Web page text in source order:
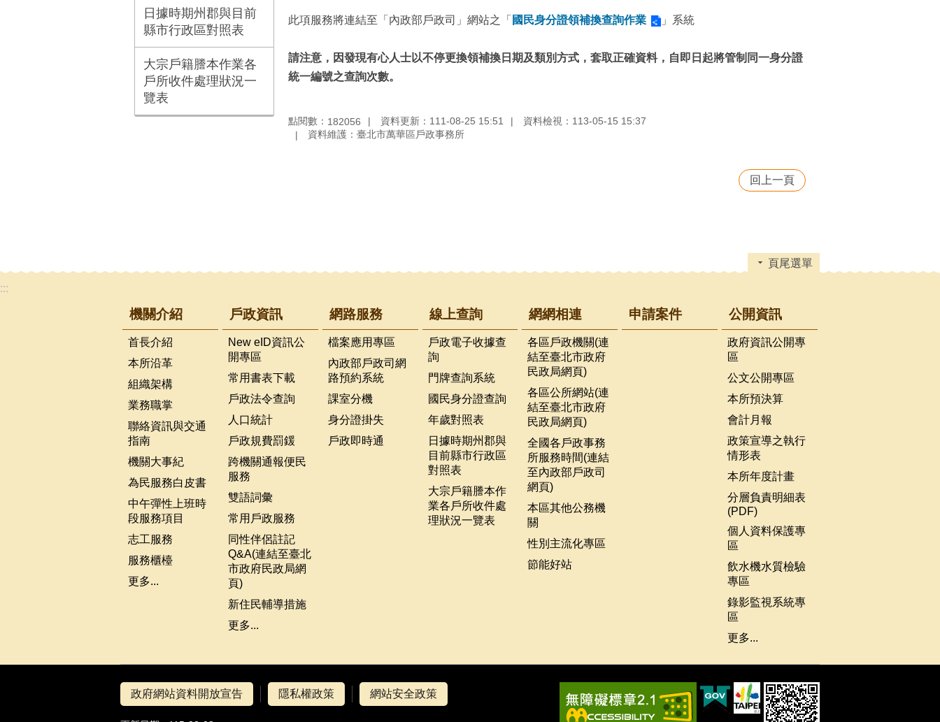
日據時期州郡與目前
縣市行政區對照表
大宗戶籍謄本作業各
戶所收件處理狀況一
覽表
此項服務將連結至「內政部戶政司」網站之「 國民身分證領補換查詢作業 」系統
請注意，因發現有心人士以不停更換領補換日期及類別方式，套取正確資料，自即日起將管制同一身分證
統一編號之查詢次數。
點閱數： 182056 資料更新：111-08-25 15:51
資料檢視：113-05-15 15:37
資料維護：臺北市萬華區戶政事務所
回上一頁
頁尾選單
:::
機關介紹
首長介紹
本所沿革
組織架構
業務職掌
聯絡資訊與交通
指南
機關大事紀
為民服務白皮書
中午彈性上班時
段服務項目
志工服務
服務櫃檯
更多...
戶政資訊
New eID資訊公
開專區
常用書表下載
戶政法令查詢
人口統計
戶政規費罰鍰
跨機關通報便民
服務
雙語詞彙
常用戶政服務
同性伴侶註記
Q&A(連結至臺北
市政府民政局網
頁)
新住民輔導措施
更多...
網路服務
檔案應用專區
內政部戶政司網
路預約系統
課室分機
身分證掛失
戶政即時通
線上查詢
戶政電子收據查
詢
門牌查詢系統
國民身分證查詢
年歲對照表
日據時期州郡與
目前縣市行政區
對照表
大宗戶籍謄本作
業各戶所收件處
理狀況一覽表
網網相連
各區戶政機關(連
結至臺北市政府
民政局網頁)
各區公所網站(連
結至臺北市政府
民政局網頁)
全國各戶政事務
所服務時間(連結
至內政部戶政司
網頁)
本區其他公務機
關
性別主流化專區
節能好站
申請案件 公開資訊
政府資訊公開專
區
公文公開專區
本所預決算
會計月報
政策宣導之執行
情形表
本所年度計畫
分層負責明細表
(PDF)
個人資料保護專
區
飲水機水質檢驗
專區
錄影監視系統專
區
更多...
政府網站資料開放宣告 隱私權政策 網站安全政策